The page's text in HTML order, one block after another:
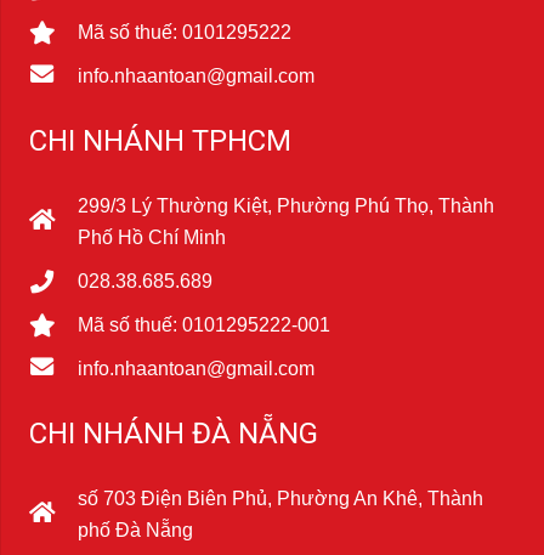
Mã số thuế: 0101295222
info.nhaantoan@gmail.com
CHI NHÁNH TPHCM
299/3 Lý Thường Kiệt, Phường Phú Thọ, Thành
Phố Hồ Chí Minh
028.38.685.689
Mã số thuế: 0101295222-001
info.nhaantoan@gmail.com
CHI NHÁNH ĐÀ NẴNG
số 703 Điện Biên Phủ, Phường An Khê, Thành
phố Đà Nẵng